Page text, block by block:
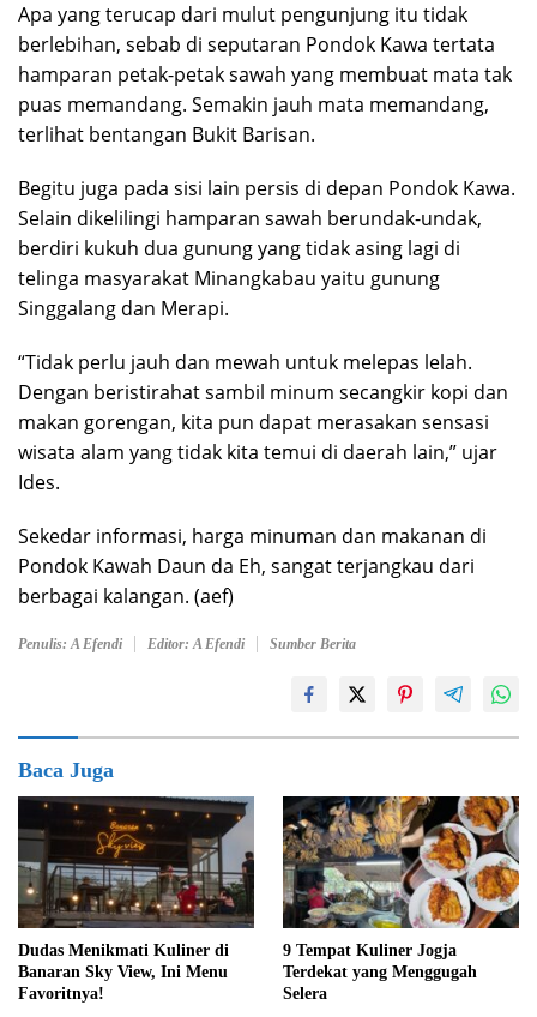
Apa yang terucap dari mulut pengunjung itu tidak
berlebihan, sebab di seputaran Pondok Kawa tertata
hamparan petak-petak sawah yang membuat mata tak
puas memandang. Semakin jauh mata memandang,
terlihat bentangan Bukit Barisan.
Begitu juga pada sisi lain persis di depan Pondok Kawa.
Selain dikelilingi hamparan sawah berundak-undak,
berdiri kukuh dua gunung yang tidak asing lagi di
telinga masyarakat Minangkabau yaitu gunung
Singgalang dan Merapi.
“Tidak perlu jauh dan mewah untuk melepas lelah.
Dengan beristirahat sambil minum secangkir kopi dan
makan gorengan, kita pun dapat merasakan sensasi
wisata alam yang tidak kita temui di daerah lain,” ujar
Ides.
Sekedar informasi, harga minuman dan makanan di
Pondok Kawah Daun da Eh, sangat terjangkau dari
berbagai kalangan. (aef)
Penulis: A Efendi Editor: A Efendi Sumber Berita
Baca Juga
Dudas Menikmati Kuliner di
Banaran Sky View, Ini Menu
Favoritnya!
9 Tempat Kuliner Jogja
Terdekat yang Menggugah
Selera